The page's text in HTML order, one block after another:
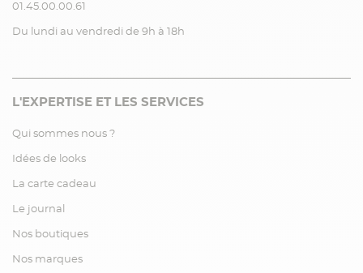
01.45.00.00.61
Du lundi au vendredi de 9h à 18h
L'EXPERTISE ET LES SERVICES
Qui sommes nous ?
Idées de looks
La carte cadeau
Le journal
Nos boutiques
Nos marques